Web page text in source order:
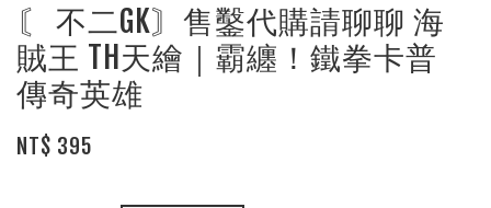
〘 不二GK〙售鑿代購請聊聊 海
賊王 TH天繪｜霸纏！鐵拳卡普
傳奇英雄
NT$ 395